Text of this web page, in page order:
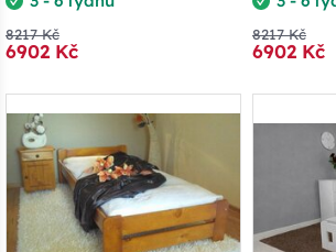
8217 Kč
6902 Kč
8217 Kč
6902 Kč